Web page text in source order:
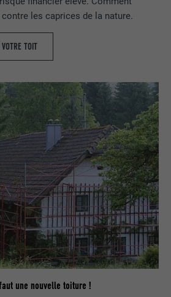
les caprices de la nature.
TOIT
une nouvelle toiture !
ans
par le service de réseau social
par le service de réseau social
pour suivre l'utilisation de
intégrés